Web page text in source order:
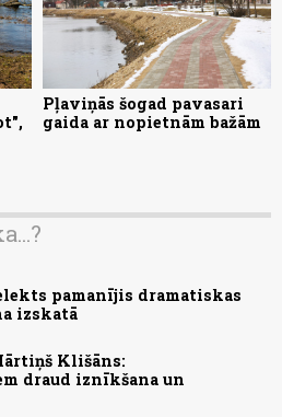
Pļaviņās šogad pavasari
gaida ar nopietnām bažām
pamanījis dramatiskas
izskatā
Klišāns:
draud iznīkšana un